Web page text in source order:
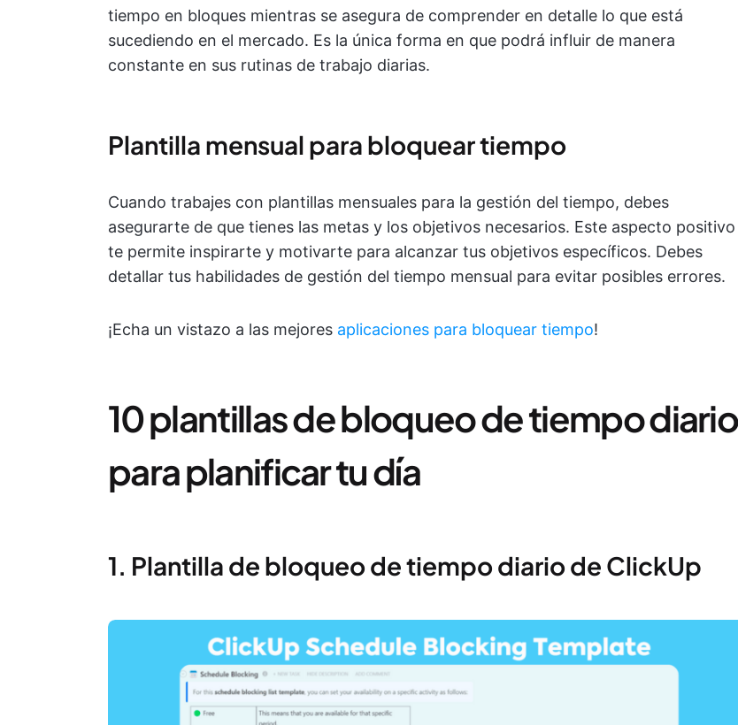
tiempo en bloques mientras se asegura de comprender en detalle lo que está
sucediendo en el mercado. Es la única forma en que podrá influir de manera
constante en sus rutinas de trabajo diarias.
Plantilla mensual para bloquear tiempo
Cuando trabajes con plantillas mensuales para la gestión del tiempo, debes
asegurarte de que tienes las metas y los objetivos necesarios. Este aspecto positivo
te permite inspirarte y motivarte para alcanzar tus objetivos específicos. Debes
detallar tus habilidades de gestión del tiempo mensual para evitar posibles errores.
¡Echa un vistazo a las mejores aplicaciones para bloquear tiempo!
10 plantillas de bloqueo de tiempo diario
para planificar tu día
1. Plantilla de bloqueo de tiempo diario de ClickUp